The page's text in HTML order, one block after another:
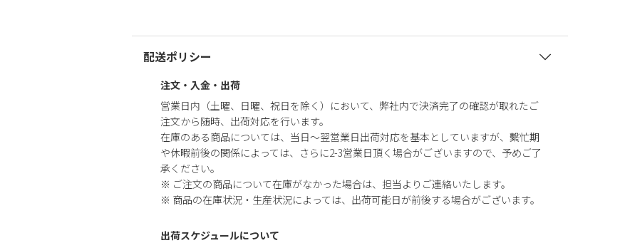
配送ポリシー
注文・入金・出荷
営業日内（土曜、日曜、祝日を除く）において、弊社内で決済完了の確認が取れたご
注文から随時、出荷対応を行います。
在庫のある商品については、当日～翌営業日出荷対応を基本としていますが、繫忙期
や休暇前後の関係によっては、さらに2-3営業日頂く場合がございますので、予めご了
承ください。
※ ご注文の商品について在庫がなかった場合は、担当よりご連絡いたします。
※ 商品の在庫状況・生産状況によっては、出荷可能日が前後する場合がございます。
出荷スケジュールについて